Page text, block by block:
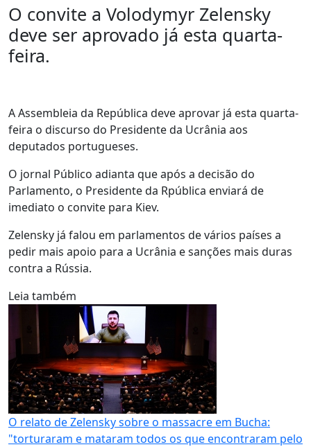
O convite a Volodymyr Zelensky
deve ser aprovado já esta quarta-
feira.
A Assembleia da República deve aprovar já esta quarta-
feira o discurso do Presidente da Ucrânia aos
deputados portugueses.
O jornal Público adianta que após a decisão do
Parlamento, o Presidente da Rpública enviará de
imediato o convite para Kiev.
Zelensky já falou em parlamentos de vários países a
pedir mais apoio para a Ucrânia e sanções mais duras
contra a Rússia.
Leia também
O relato de Zelensky sobre o massacre em Bucha:
"torturaram e mataram todos os que encontraram pelo